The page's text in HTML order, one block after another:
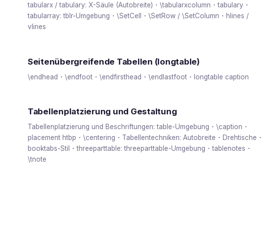
tabularx / tabulary: X-Säule (Autobreite)・\tabularxcolumn・tabulary・
tabularray: tblr-Umgebung・\SetCell・\SetRow / \SetColumn・hlines /
vlines
Seitenübergreifende Tabellen (longtable)
\endhead・\endfoot・\endfirsthead・\endlastfoot・longtable caption
Tabellenplatzierung und Gestaltung
Tabellenplatzierung und Beschriftungen: table-Umgebung・\caption・
placement htbp・\centering・Tabellentechniken: Autobreite・Drehtische・
booktabs-Stil・threeparttable: threeparttable-Umgebung・tablenotes・
\tnote